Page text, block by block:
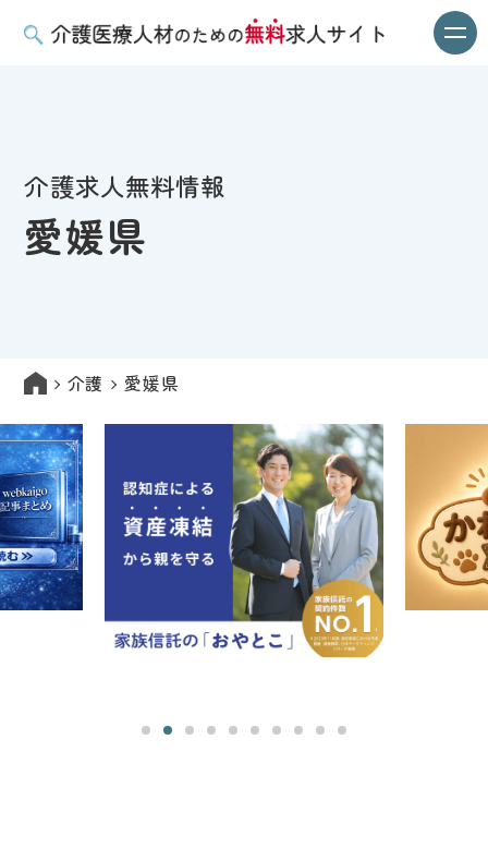
介護求人無料情報
愛媛県
介護 愛媛県